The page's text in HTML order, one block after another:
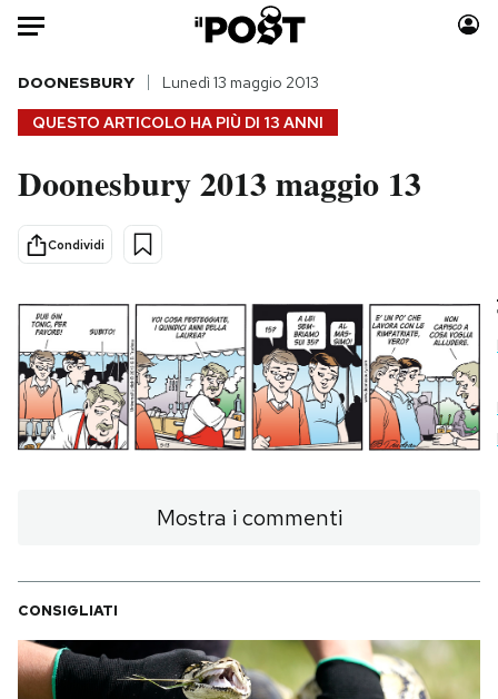
Auto
HOME
Italia
Politica
Scienza
Cultura
Economia
Sport
Moda
Ok Boomer!
Media
Europa
Altrecose
Mondiali calcio 2026
NEWSLETTER
I MIEI PREFERITI
QUESTO ARTICOLO HA PIÙ DI 13 ANNI
DOONESBURY Lunedì 13 maggio 2013
Doonesbury 2013 maggio 13
Condividi
Mostra i commenti
CONSIGLIATI